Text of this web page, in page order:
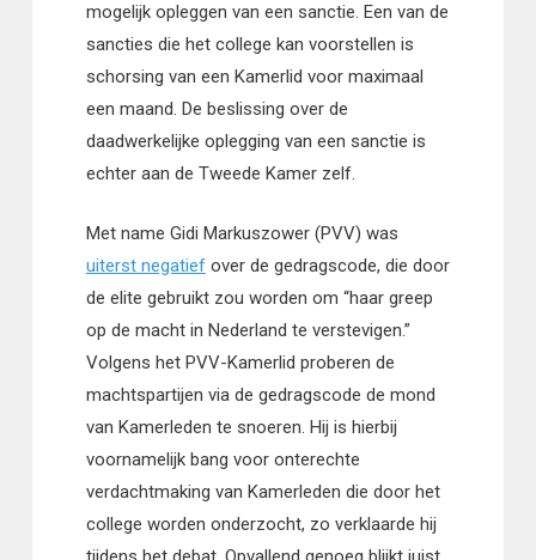
mogelijk opleggen van een sanctie. Een van de
sancties die het college kan voorstellen is
schorsing van een Kamerlid voor maximaal
een maand. De beslissing over de
daadwerkelijke oplegging van een sanctie is
echter aan de Tweede Kamer zelf.
Met name Gidi Markuszower (PVV) was
uiterst negatiefover de gedragscode, die door
de elite gebruikt zou worden om “haar greep
op de macht in Nederland te verstevigen.”
Volgens het PVV-Kamerlid proberen de
machtspartijen via de gedragscode de mond
van Kamerleden te snoeren. Hij is hierbij
voornamelijk bang voor onterechte
verdachtmaking van Kamerleden die door het
college worden onderzocht, zo verklaarde hij